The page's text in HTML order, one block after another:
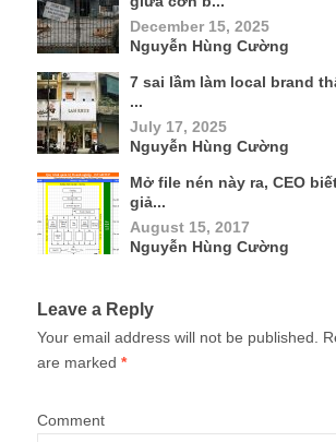
December 15, 2025
Nguyễn Hùng Cường
7 sai lầm làm local brand
...
July 17, 2025
Nguyễn Hùng Cường
Mở file nén này ra, CEO
giả...
August 15, 2017
Nguyễn Hùng Cường
Leave a Reply
Your email address will not be published.
are marked *
Comment